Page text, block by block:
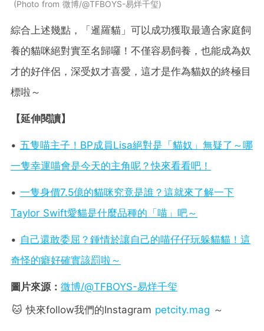
Photo from 微博/@TFBOYS-易烊千玺
綜合上述幾點，「暹羅貓」可以成功獲取最適合家庭飼
養的貓咪絕對實至名歸囉！不僅容易飼養，也能成為奴
才的好伴侶，深受奴才喜愛，這才是作為貓奴的終極目
標啦～
【延伸閱讀】
• 五隻喵主子！BP成員Lisa絕對是「貓奴」無疑了～哪
一隻幸運喵會是今天的主角呢？快來看看吧！
• 一隻身價7.5億的貓咪究竟是誰？這就來了解一下
Taylor Swift愛貓是什麼品種的「喵」吧～
• 自己還敢委屈？鍾情於讓自己的喵仔仔玩躲貓貓！這
奇怪的癖好確實該罰啦～
圖片來源： 微博/@TFBOYS-易烊千玺
🐱 快來follow我們的Instagram petcity.mag ～